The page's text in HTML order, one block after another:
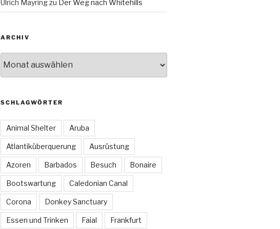
Ulrich Mayringzu Der Weg nach Whitehills
ARCHIV
SCHLAGWÖRTER
Animal Shelter Aruba
Atlantiküberquerung Ausrüstung
Azoren Barbados Besuch Bonaire
Bootswartung Caledonian Canal
Corona Donkey Sanctuary
Essen und Trinken Faial Frankfurt